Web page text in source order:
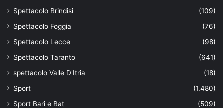
Spettacolo Brindisi
(109)
Spettacolo Foggia
(76)
Spettacolo Lecce
(98)
Spettacolo Taranto
(641)
spettacolo Valle D'Itria
(18)
Sport
(1.480)
Sport Bari e Bat
(509)